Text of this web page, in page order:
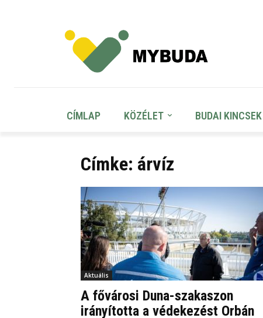
CÍMLAP KÖZÉLET BUDAI KINCSEK
Címke: árvíz
Aktuális
A fővárosi Duna-szakaszon
irányította a védekezést Orbán